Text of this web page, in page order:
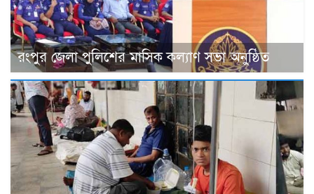
রংপুর জেলা পুলিশের মাসিক কল্যাণ সভা অনুষ্ঠিত